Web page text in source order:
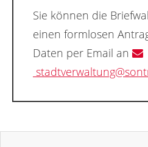
Sie können die
einen formlosen
Daten per Email an